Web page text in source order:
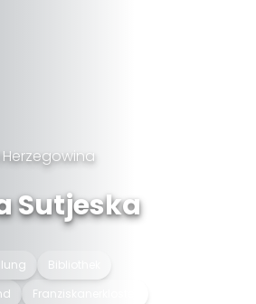
Sutjeska
Bibliothek
Franziskanerkloster